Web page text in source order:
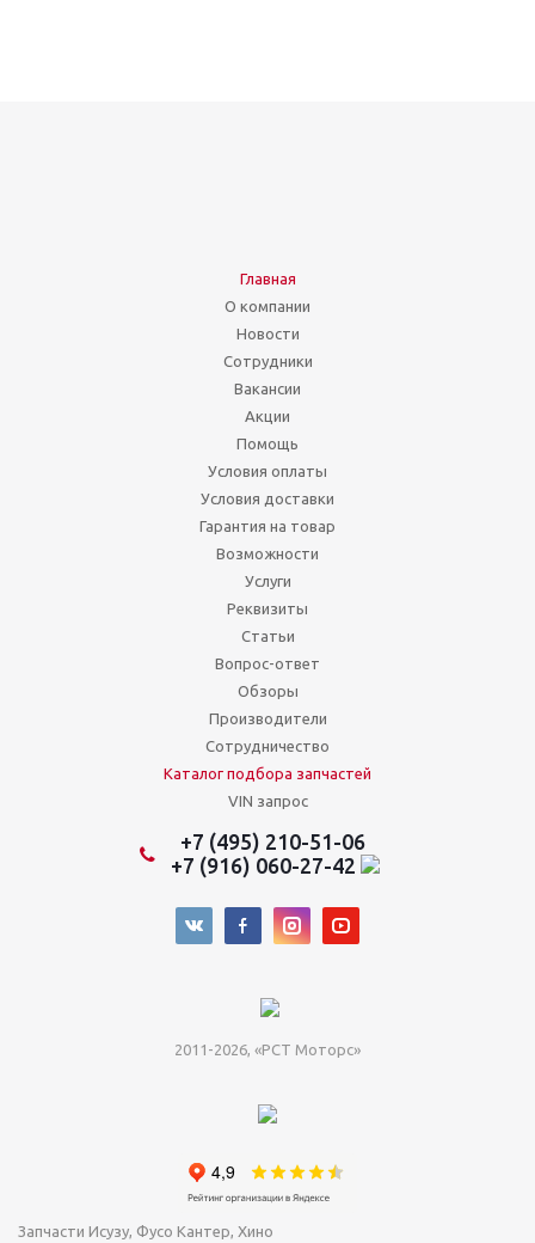
Главная
О компании
Новости
Сотрудники
Вакансии
Акции
Помощь
Условия оплаты
Условия доставки
Гарантия на товар
Возможности
Услуги
Реквизиты
Статьи
Вопрос-ответ
Обзоры
Производители
Сотрудничество
Каталог подбора запчастей
VIN запрос
+7 (495) 210-51-06
+7 (916) 060-27-42
2011-2026, «РСТ Моторс»
Запчасти Исузу, Фусо Кантер, Хино